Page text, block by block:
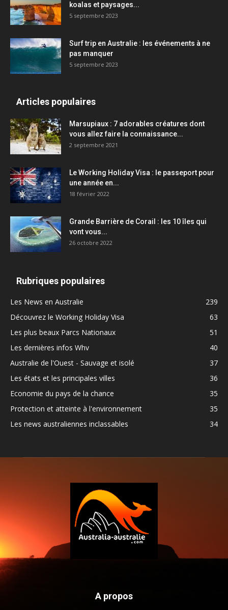
koalas et paysages...
5 septembre 2023
Surf trip en Australie : les événements à ne
pas manquer
5 septembre 2023
Articles populaires
Marsupiaux : 7 adorables créatures dont
vous allez faire la connaissance...
2 septembre 2021
Le Working Holiday Visa : le passeport pour
une année en...
18 février 2022
Grande Barrière de Corail : les 10 îles qui
vont vous...
26 octobre 2022
Rubriques populaires
Les News en Australie
239
Découvrez le Working Holiday Visa
63
Les plus beaux Parcs Nationaux
51
Les dernières infos Whv
40
Australie de l'Ouest - Sauvage et isolé
37
Les états et les principales villes
36
Economie du pays de la chance
35
Protection et atteinte à l'environnement
35
Les news australiennes inclassables
34
A propos